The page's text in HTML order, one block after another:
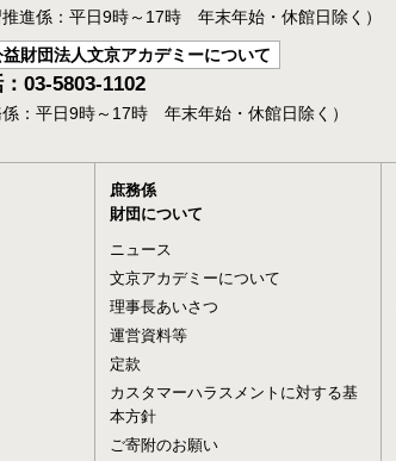
推進係：平日9時～17時 年末年始・休館日除く）
益財団法人文京アカデミーについて
03-5803-1102
係：平日9時～17時 年末年始・休館日除く）
庶務係
財団について
ニュース
文京アカデミーについて
理事長あいさつ
運営資料等
定款
カスタマーハラスメントに対する基
本方針
ご寄附のお願い